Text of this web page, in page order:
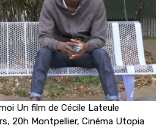
Un film de Cécile Lateule
20h Montpellier, Cinéma Utopia